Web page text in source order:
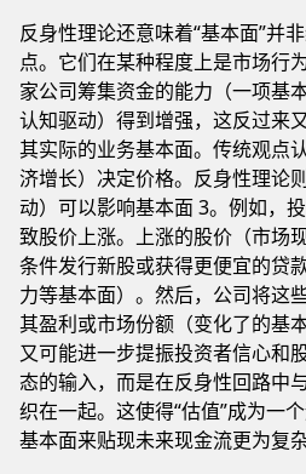
反身性理论还意味着“基本面”并
点。它们在某种程度上是市场行
家公司筹集资金的能力（一项基
认知驱动）得到增强，这反过来
其实际的业务基本面。传统观点
济增长）决定价格。反身性理论
动）可以影响基本面 3。例如，
致股价上涨。上涨的股价（市场
条件发行新股或获得更便宜的贷
力等基本面）。然后，公司将这
其盈利或市场份额（变化了的基
又可能进一步提振投资者信心和
态的输入，而是在反身性回路中
织在一起。这使得“估值”成为一
基本面来贴现未来现金流更为复